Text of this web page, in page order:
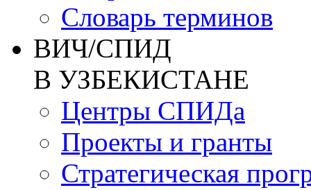
Словарь терминов
ВИЧ/СПИД
В УЗБЕКИСТАНЕ
Центры СПИДа
Проекты и гранты
Стратегическая